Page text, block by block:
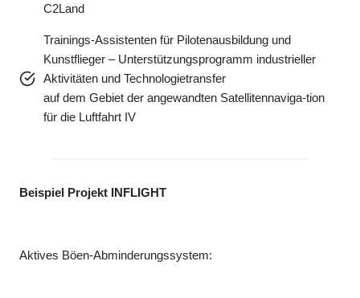
C2Land
Trainings-Assistenten für Pilotenausbildung und
Kunstflieger – Unterstützungsprogramm industrieller
Aktivitäten und Technologietransfer
auf dem Gebiet der angewandten Satellitennaviga-tion
für die Luftfahrt IV
Beispiel Projekt INFLIGHT
Aktives Böen-Abminderungssystem: